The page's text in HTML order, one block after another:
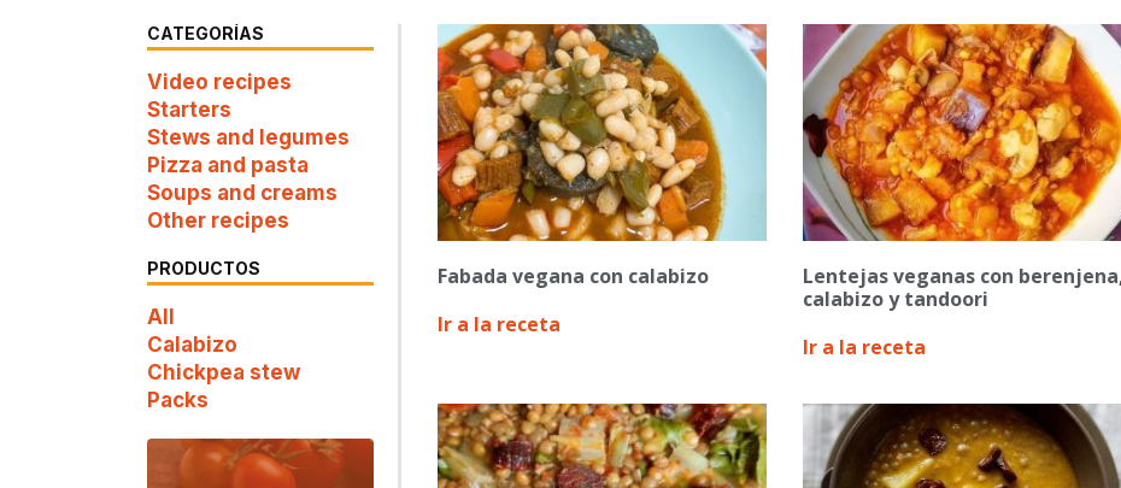
CATEGORÍAS
Video recipes
Starters
Stews and legumes
Pizza and pasta
Soups and creams
Other recipes
PRODUCTOS
All
Calabizo
Chickpea stew
Packs
Fabada vegana con calabizo
Ir a la receta
Lentejas veganas con
calabizo y tandoori
Ir a la receta